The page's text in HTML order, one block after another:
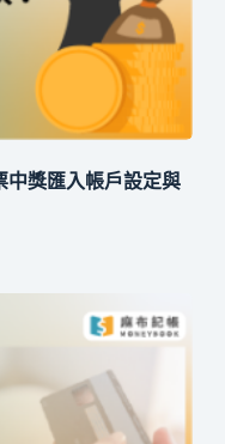
中獎匯入帳戶設定與